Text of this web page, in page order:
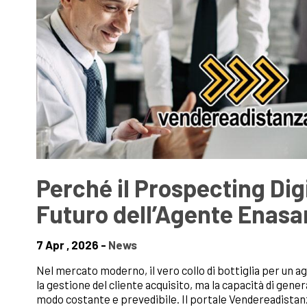
Perché il Prospecting
Futuro dell’Agente
7 Apr , 2026 - News
Nel mercato moderno, il vero collo di bottiglia per un
la gestione del cliente acquisito, ma la capacità di
modo costante e prevedibile. Il portale